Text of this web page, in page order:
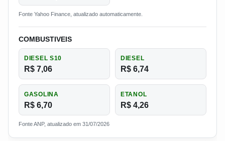
Fonte Yahoo Finance, atualizado automaticamente.
COMBUSTIVEIS
DIESEL S10
R$ 7,06
DIESEL
R$ 6,74
GASOLINA
R$ 6,70
ETANOL
R$ 4,26
Fonte ANP, atualizado em 31/07/2026